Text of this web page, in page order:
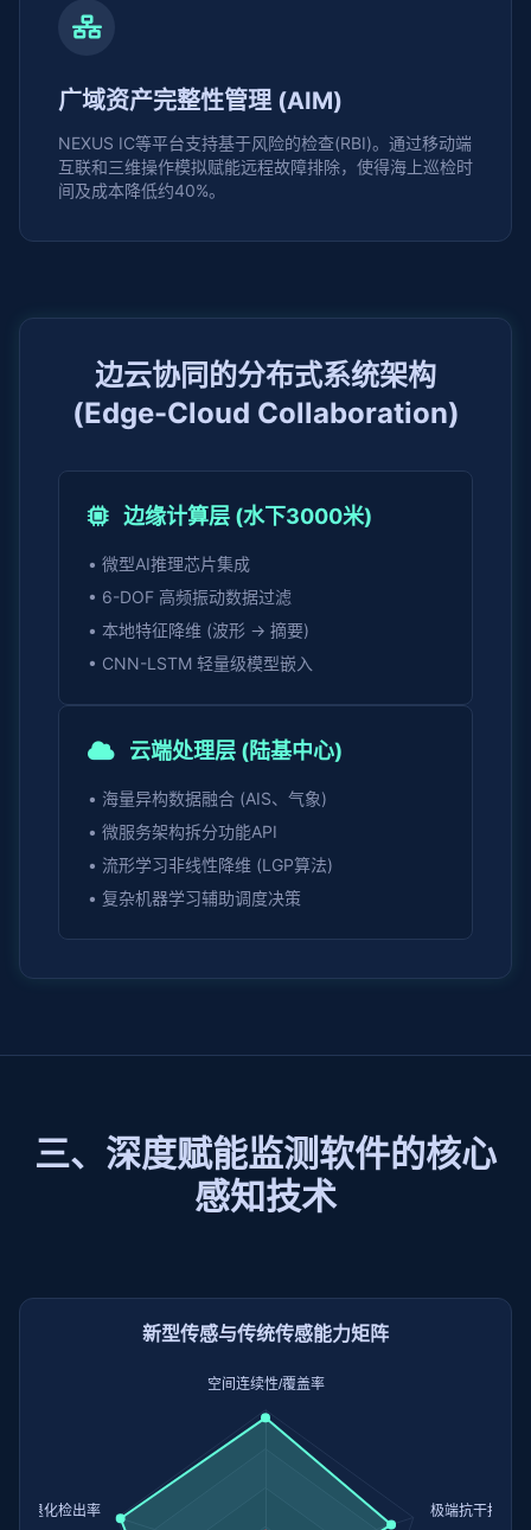
广域资产完整性管理 (AIM)
NEXUS IC等平台支持基于风险的检查(RBI)。通过移动端
互联和三维操作模拟赋能远程故障排除，使得海上巡检时
间及成本降低约40%。
边云协同的分布式系统架构
(Edge-Cloud Collaboration)
边缘计算层 (水下3000米)
• 微型AI推理芯片集成
• 6-DOF 高频振动数据过滤
• 本地特征降维 (波形 -> 摘要)
• CNN-LSTM 轻量级模型嵌入
云端处理层 (陆基中心)
• 海量异构数据融合 (AIS、气象)
• 微服务架构拆分功能API
• 流形学习非线性降维 (LGP算法)
• 复杂机器学习辅助调度决策
三、深度赋能监测软件的核心
感知技术
新型传感与传统传感能力矩阵